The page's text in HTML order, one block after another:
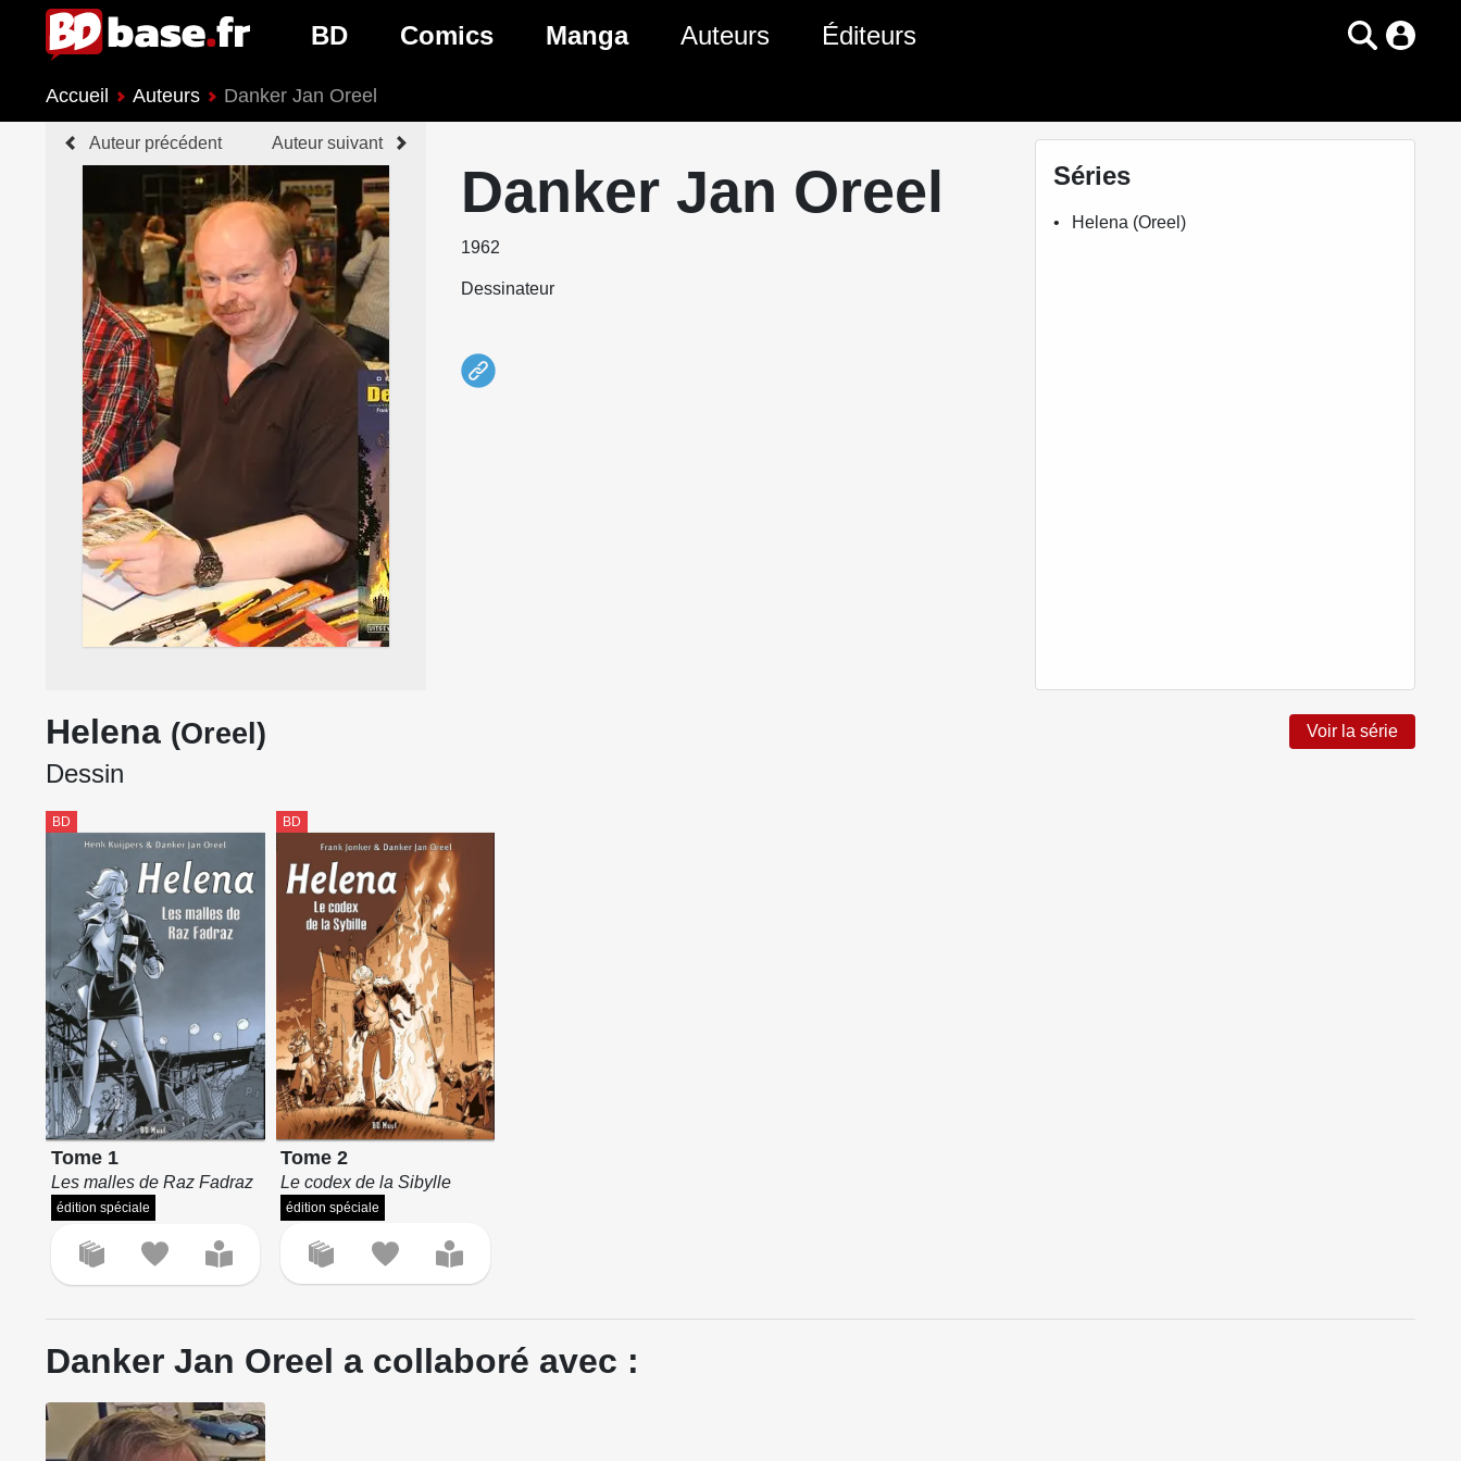
BD
Nouveautés BD
Prochaines sorties BD
Genres BD
Comics
Genres Comics
Manga
Genres Manga
Auteurs Éditeurs
Accueil Auteurs Danker Jan Oreel
Auteur précédent Auteur suivant
Danker Jan Oreel
1962
Dessinateur
Séries
Helena (Oreel)
Helena (Oreel) Voir la série
Dessin
BD
Tome 1
Les malles de Raz Fadraz
édition spéciale
BD
Tome 2
Le codex de la Sibylle
édition spéciale
Danker Jan Oreel a collaboré avec :